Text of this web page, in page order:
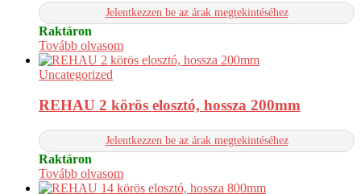
Jelentkezzen be az árak megtekintéséhez
Raktáron
Tovább olvasom
Uncategorized
REHAU 2 körös elosztó, hossza 200mm
Jelentkezzen be az árak megtekintéséhez
Raktáron
Tovább olvasom